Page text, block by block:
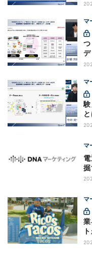
マ
マ
マ
マ